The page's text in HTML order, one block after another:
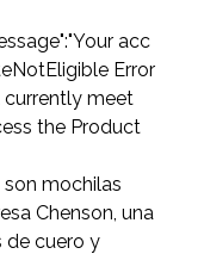
acc
Error
currently meet
the Product
mochilas
Chenson, una
de cuero y